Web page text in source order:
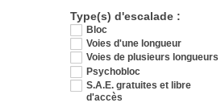
Type(s) d'escalade :
Bloc
Voies d'une longueur
Voies de plusieurs longueurs
Psychobloc
S.A.E. gratuites et libre
d'accès